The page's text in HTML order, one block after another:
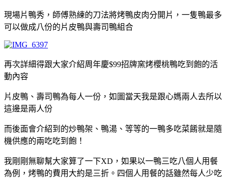
現場片鴨秀，師傅熟練的刀法將烤鴨皮肉分開片，一隻鴨最多
可以做成八份的片皮鴨與壽司鴨組合
再次詳細得跟大家介紹周年慶$99招牌窯烤櫻桃鴨吃到飽的活
動內容
片皮鴨、壽司鴨為每人一份，如圖當天我是跟心媽兩人去所以
這邊是兩人份
而後面會介紹到的炒鴨架、鴨湯、等等的一鴨多吃菜餚就是隨
機供應的兩吃吃到飽！
我剛剛無聊幫大家算了一下XD，如果以一鴨三吃八個人用餐
為例，烤鴨的費用大約是三折。四個人用餐的話雖然每人少吃